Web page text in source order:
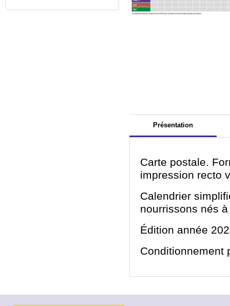
Présentation
Carte postale.
impression recto
Calendrier
nourrissons nés
Édition année
Conditionnement